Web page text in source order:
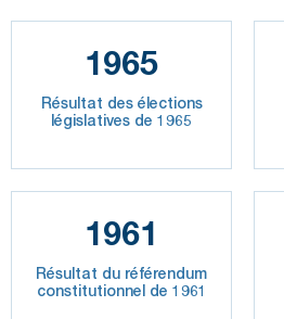
1965
Résultat des élections
législatives de 1965
1961
Résultat du référendum
constitutionnel de 1961